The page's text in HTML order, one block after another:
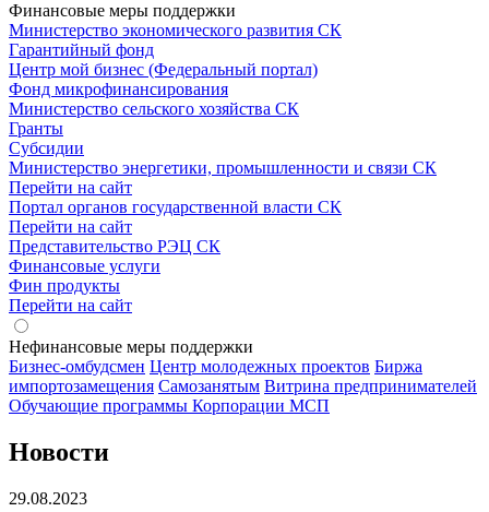
Финансовые меры поддержки
Министерство экономического развития СК
Гарантийный фонд
Центр мой бизнес (Федеральный портал)
Фонд микрофинансирования
Министерство сельского хозяйства СК
Гранты
Субсидии
Министерство энергетики, промышленности и связи СК
Перейти на сайт
Портал органов государственной власти СК
Перейти на сайт
Представительство РЭЦ СК
Финансовые услуги
Фин продукты
Перейти на сайт
Нефинансовые меры поддержки
Бизнес-омбудсмен Центр молодежных проектов Биржа
импортозамещения Cамозанятым Витрина предпринимателей
Обучающие программы Корпорации МСП
Новости
29.08.2023